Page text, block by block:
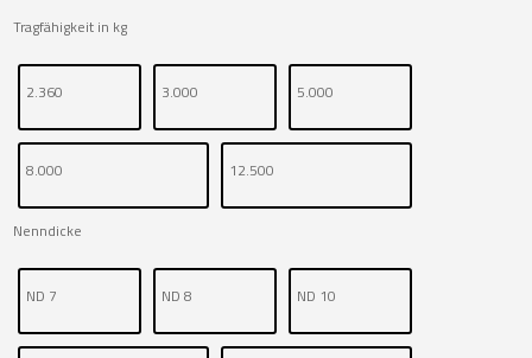
Tragfähigkeit in kg
2.360 3.000 5.000
8.000 12.500
Nenndicke
ND 7 ND 8 ND 10